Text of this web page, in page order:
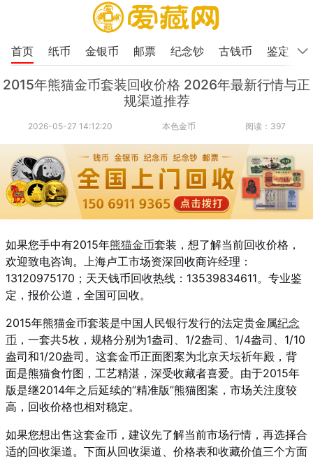
首页 纸币 金银币 邮票 纪念钞 古钱币 鉴定
2015年熊猫金币套装回收价格 2026年最新行情与正
规渠道推荐
2026-05-27 14:12:20 本色金币 阅读：397
如果您手中有2015年熊猫金币套装，想了解当前回收价格，
欢迎致电咨询。上海卢工市场资深回收商许经理：
13120975170；天天钱币回收热线：13539834611。专业鉴
定，报价公道，全国可回收。
2015年熊猫金币套装是中国人民银行发行的法定贵金属纪念
币 ，一套共5枚，规格分别为1盎司、1/2盎司、1/4盎司、1/10
盎司和1/20盎司。这套金币正面图案为北京天坛祈年殿，背
面是熊猫食竹图，工艺精湛，深受收藏者喜爱。由于2015年
版是继2014年之后延续的“精准版”熊猫图案，市场关注度较
高，回收价格也相对稳定。
如果您想出售这套金币，建议先了解当前市场行情，再选择合
适的回收渠道。下面从回收渠道、价格表和收藏价值三个方面